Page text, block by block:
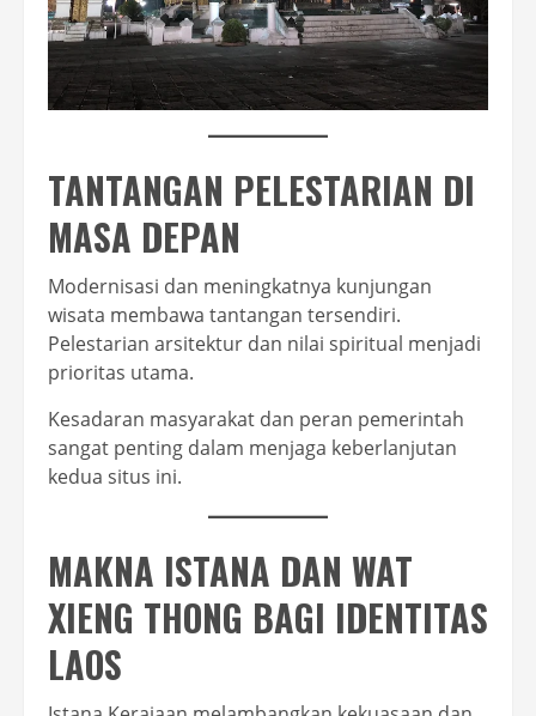
TANTANGAN PELESTARIAN DI
MASA DEPAN
Modernisasi dan meningkatnya kunjungan
wisata membawa tantangan tersendiri.
Pelestarian arsitektur dan nilai spiritual menjadi
prioritas utama.
Kesadaran masyarakat dan peran pemerintah
sangat penting dalam menjaga keberlanjutan
kedua situs ini.
MAKNA ISTANA DAN WAT
XIENG THONG BAGI IDENTITAS
LAOS